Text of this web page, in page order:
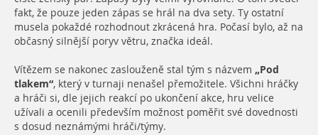
fakt, že pouze jeden zápas se hrál na dva sety. Ty ostatní
musela pokaždé rozhodnout zkrácená hra. Počasí bylo, až na
občasný silnější poryv větru, značka ideál.
Vítězem se nakonec zaslouženě stal tým s názvem „Pod
tlakem“, který v turnaji nenašel přemožitele. Všichni hráčky
a hráči si, dle jejich reakcí po ukončení akce, hru velice
užívali a ocenili především možnost poměřit své dovednosti
s dosud neznámými hráči/týmy.